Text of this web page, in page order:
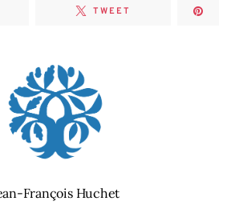
TWEET
François Huchet